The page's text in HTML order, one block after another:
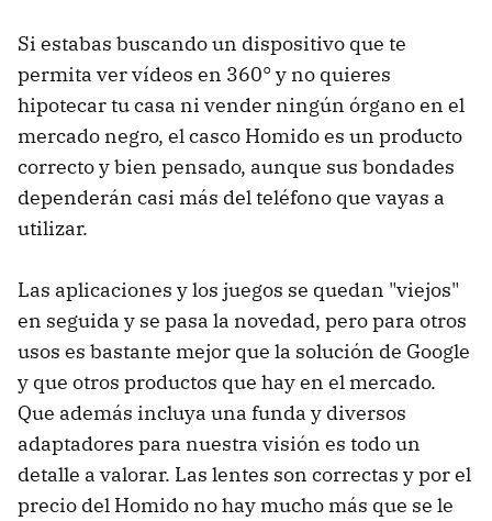
Si estabas buscando un dispositivo que te
permita ver vídeos en 360° y no quieres
hipotecar tu casa ni vender ningún órgano en el
mercado negro, el casco Homido es un producto
correcto y bien pensado, aunque sus bondades
dependerán casi más del teléfono que vayas a
utilizar.
Las aplicaciones y los juegos se quedan "viejos"
en seguida y se pasa la novedad, pero para otros
usos es bastante mejor que la solución de Google
y que otros productos que hay en el mercado.
Que además incluya una funda y diversos
adaptadores para nuestra visión es todo un
detalle a valorar. Las lentes son correctas y por el
precio del Homido no hay mucho más que se le